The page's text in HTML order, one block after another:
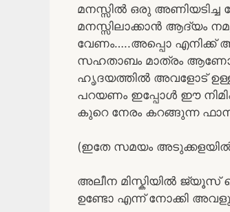
മനസ്സിൽ ഒരു അണിയടിച്ച
മനസ്സിലാക്കാൻ ആദ്യം
വേണം…..അപ്പൊ
സഹതാബം മാത്രം
ഹൃദയത്തിൽ അവളോട്
പറയണം ഇപ്പോൾ ഈ
കുറെ നേരം കറങ്ങുന്ന
(ഇതേ സമയം
അലീന മിസ്കിയിൽ
ഉണ്ടോ എന്ന് നോക്കി